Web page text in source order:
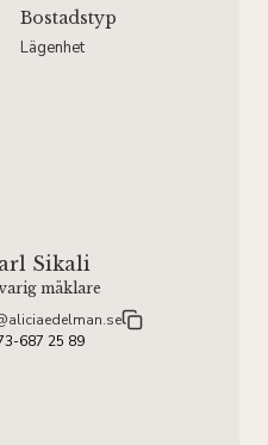
Bostadstyp
Lägenhet
Sikali
mäklare
687 25 89